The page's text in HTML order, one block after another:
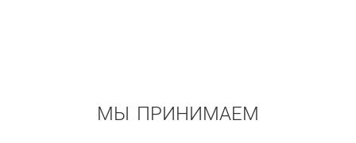
МЫ ПРИНИМАЕМ